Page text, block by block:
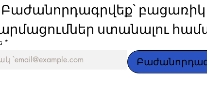
Բաժանորդագրվեք՝ բացառիկ
ստանալու
*